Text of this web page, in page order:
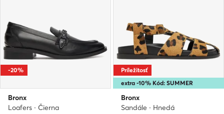
-20%
Bronx
Loafers · Čierna
extra -10% Kód: SUMMER
Príležitosť
Bronx
Sandále · Hnedá